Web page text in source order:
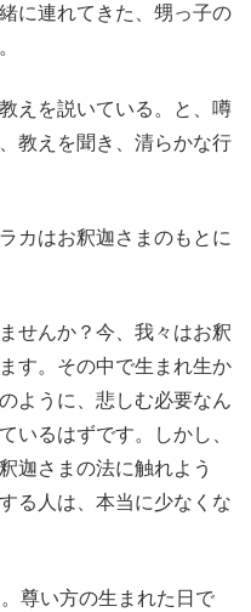
に連れてきた、甥っ子の
えを説いている。と、噂
教えを聞き、清らかな行
カはお釈迦さまのもとに
せんか？今、我々はお釈
す。その中で生まれ生か
ように、悲しむ必要なん
いるはずです。しかし、
迦さまの法に触れよう
る人は、本当に少なくな
尊い方の生まれた日で